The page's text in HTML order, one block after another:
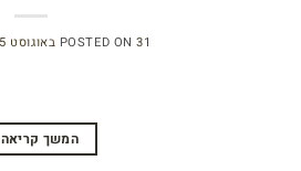
POSTED ON31 באוגוסט 2015
המשך קריאה